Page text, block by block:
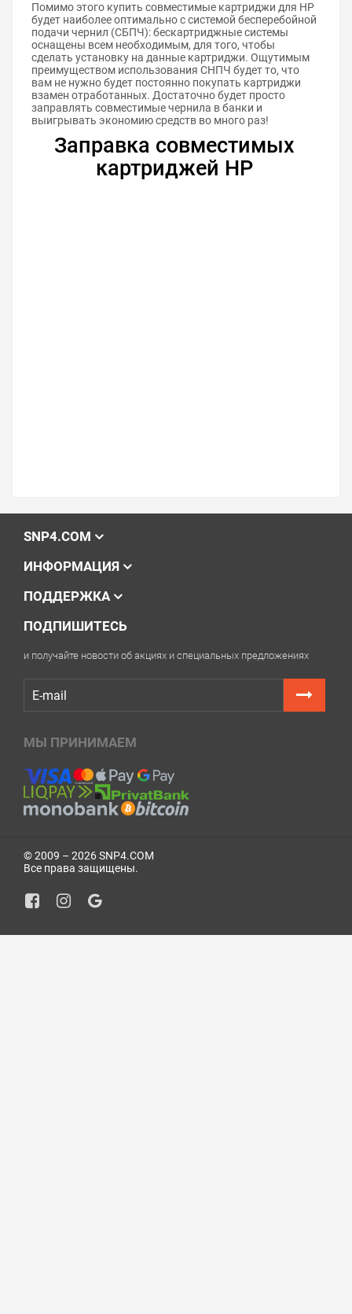
Помимо этого купить совместимые картриджи для HP
будет наиболее оптимально с системой бесперебойной
подачи чернил (СБПЧ): бескартриджные системы
оснащены всем необходимым, для того, чтобы
сделать установку на данные картриджи. Ощутимым
преимуществом использования СНПЧ будет то, что
вам не нужно будет постоянно покупать картриджи
взамен отработанных. Достаточно будет просто
заправлять совместимые чернила в банки и
выигрывать экономию средств во много раз!
Заправка совместимых
картриджей HP
SNP4.COM
ИНФОРМАЦИЯ
ПОДДЕРЖКА
ПОДПИШИТЕСЬ
и получайте новости об акциях и специальных предложениях
МЫ ПРИНИМАЕМ
© 2009 – 2026 SNP4.COM
Все права защищены.